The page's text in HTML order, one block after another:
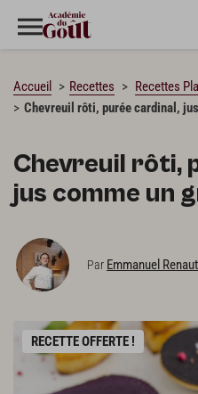
Accueil Recettes Recettes
Chevreuil rôti, purée cardinal,
Chevreuil rôti,
jus comme un
Par Emmanuel Renaut
RECETTE OFFERTE !
CHARGEMENT…